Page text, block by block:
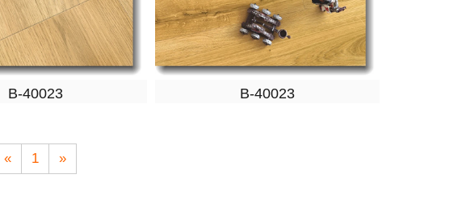
B-40023 B-40023
« 1 »